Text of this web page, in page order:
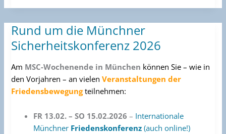
Rund um die Münchner
Sicherheitskonferenz 2026
Am MSC-Wochenende in München können Sie – wie in
den Vorjahren –anvielen Veranstaltungender
Friedensbewegungteilnehmen:
FR 13.02. – SO 15.02.2026 – Internationale
Münchner Friedenskonferenz (auch online!)
Rund
um
die
Münchner
Sicherheitskonferenz
2026